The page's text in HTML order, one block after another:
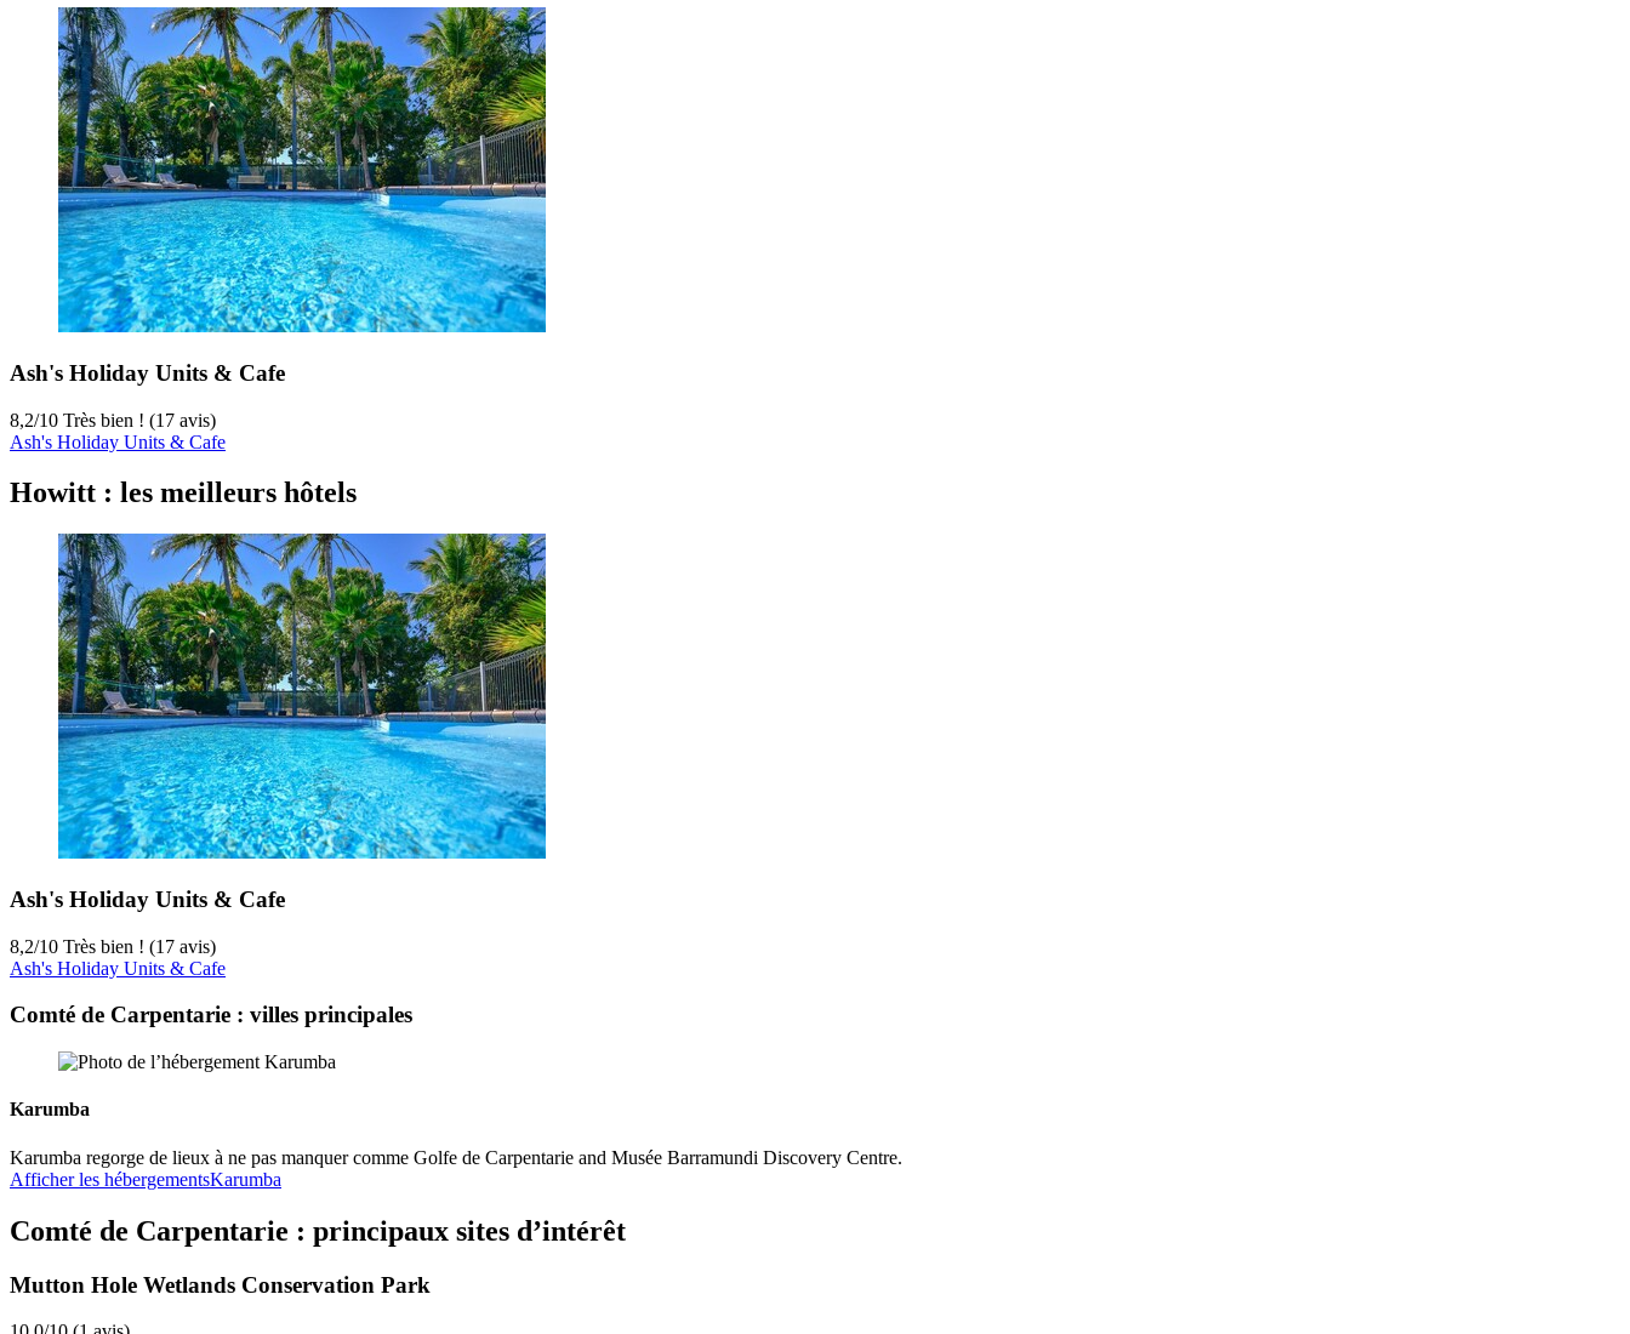
Ash's Holiday Units & Cafe
8,2/10 Très bien ! (17 avis)
Ash's Holiday Units & Cafe
Howitt : les meilleurs hôtels
Ash's Holiday Units & Cafe
8,2/10 Très bien ! (17 avis)
Ash's Holiday Units & Cafe
Comté de Carpentarie : villes principales
Karumba
Karumba regorge de lieux à ne pas manquer comme Golfe de Carpentarie and Musée Barramundi Discovery Centre.
Afficher les hébergementsKarumba
Comté de Carpentarie : principaux sites d’intérêt
Mutton Hole Wetlands Conservation Park